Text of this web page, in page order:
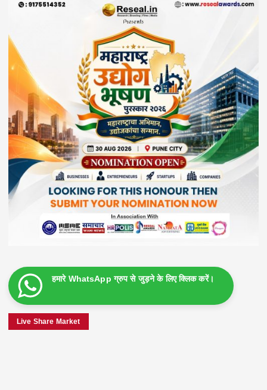
हमारे WhatsApp ग्रुप से जुड़ने के लिए क्लिक करें।
Live Share Market